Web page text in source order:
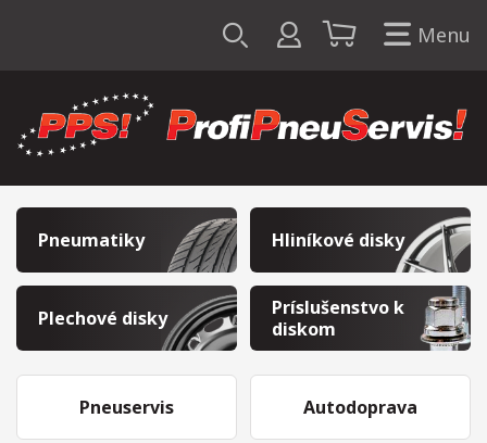
Menu
Pneumatiky Hliníkové disky
Plechové disky
Príslušenstvo k
diskom
Pneuservis Autodoprava